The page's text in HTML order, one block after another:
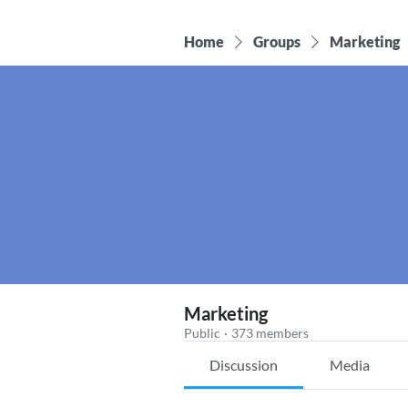
Home Groups Marketing
Marketing
Public · 373 members
Discussion Media